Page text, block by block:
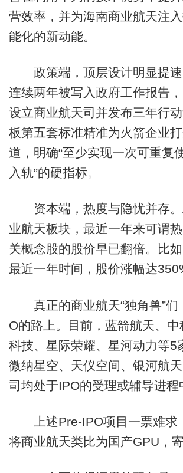
营效率，并为海南商业航天注
能化的新动能。
政策端，顶层设计明显提速
连续两年被写入政府工作报告
设立商业航天司并发布三年行
板第五套标准精准为火箭企业
道，明确“至少实现一次可重复
入轨”的硬指标。
资本端，热度与隐忧并存。
业航天板块，最近一年来可谓
关概念股的股价早已翻倍。比
最近一年时间，股价涨幅达
真正的商业航天“独角兽”们
O的路上。目前，蓝箭航天、
科技、星际荣耀、星河动力等5
微纳星空、天仪空间、银河航
司均处于IPO的受理或辅导进程
上述Pre-IPO项目一票难求
将商业航天类比为国产GPU，寄